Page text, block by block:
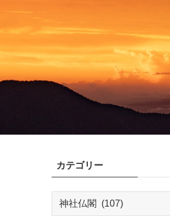
カテゴリー